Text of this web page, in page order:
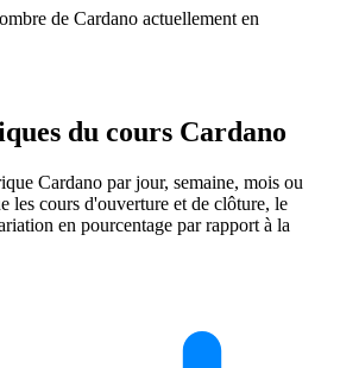
de Cardano actuellement en
du cours Cardano
Cardano par jour, semaine, mois ou
les cours d'ouverture et de clôture, le
en pourcentage par rapport à la